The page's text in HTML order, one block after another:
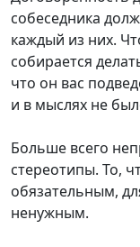
собеседника
каждый из них.
собирается
что он вас
и в мыслях не
Больше всего
стереотипы. То,
обязательным,
ненужным.